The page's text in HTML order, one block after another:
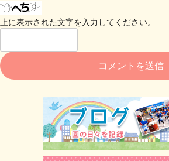
上に表示された文字を入力してください。